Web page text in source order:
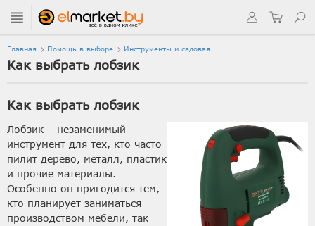
Главная Помощь в выборе
Инструменты и садовая
техника
Электроинструмент
Как выбрать лобзик
Как выбрать лобзик
Лобзик – незаменимый
инструмент для тех, кто часто
пилит дерево, металл, пластик
и прочие материалы.
Особенно он пригодится тем,
кто планирует заниматься
производством мебели, так